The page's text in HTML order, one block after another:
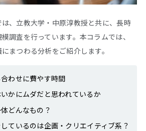
、立教大学・中原淳教授と共に、長時
調査を行っています。本コラムでは、
まつわる分析をご紹介します。
わせに費やす時間
かにムダだと思われているか
どんなもの？
ているのは企画・クリエイティブ系？